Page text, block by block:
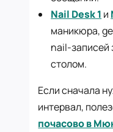
Nail Desk 1 и
маникюра,
nail-записей
столом.
Если сначала
интервал,
почасово в